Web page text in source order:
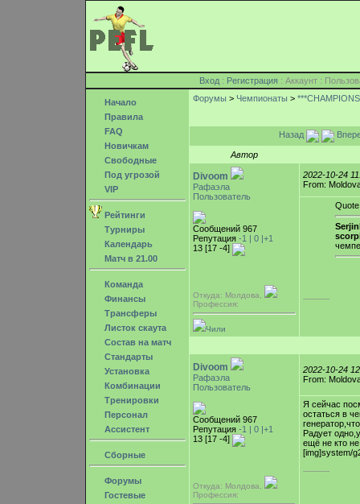
Вход : Регистрация : Аккаунт :
Начало
Правила
FAQ
Новичкам
Свободные
Под угрозой
VIP
Рейтинги
Турниры
Календарь
Матч в 21.00
Команда
Финансы
Трансферы
Листок скаута
Состав на матч
Стандарты
Установка
Комбинации
Тренировки
Персонал
Ассистент
Сборные
Форумы
Гостевые
Форумы > Чемпионаты >
Назад
Автор
Divoom
Рафаэла
Пользователь
Сообщений 967
Репутация -1 | 0 |+1
13 [17 -4]
Откуда: Молдова,
Профессия:
Чили
2022-10-24
From:
Quote
-----------
Divoom
Рафаэла
Пользователь
Сообщений 967
Репутация -1 | 0 |+1
13 [17 -4]
Откуда: Молдова,
Профессия:
2022-10-24
From:
Я сейчас
остаться в
Радует
ещё не кто
[img]system/
-----------